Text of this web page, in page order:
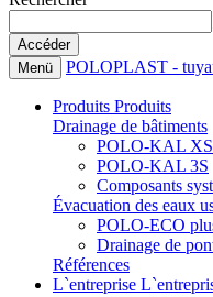
Menü POLOPLAST -
Produits Produits
Drainage de bâtiments
POLO-KAL XS
POLO-KAL 3S
Composants
Évacuation des eaux
POLO-ECO
Drainage de
Références
L`entreprise